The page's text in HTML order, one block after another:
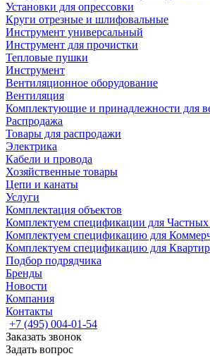
Установки для опрессовки
Круги отрезные и шлифовальные
Инструмент универсальный
Инструмент для прочистки
Тепловые пушки
Инструмент
Вентиляционное оборудование
Вентиляция
Комплектующие и принадлежности для
Распродажа
Товары для распродажи
Электрика
Кабели и провода
Хозяйственные товары
Цепи и канаты
Услуги
Комплектация объектов
Комплектуем спецификации для
Комплектуем спецификацию для
Комплектуем спецификацию для
Подбор подрядчика
Бренды
Новости
Компания
Контакты
+7 (495) 004-01-54
Заказать звонок
Задать вопрос